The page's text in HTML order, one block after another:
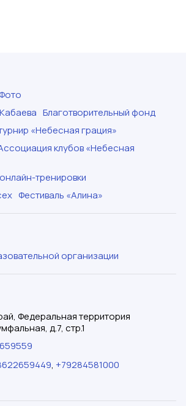
Благотворительный фонд
«Небесная грация»
клубов «Небесная
тренировки
Фестиваль «Алина»
организации
Федеральная территория
д.7, стр.1
, +79284581000